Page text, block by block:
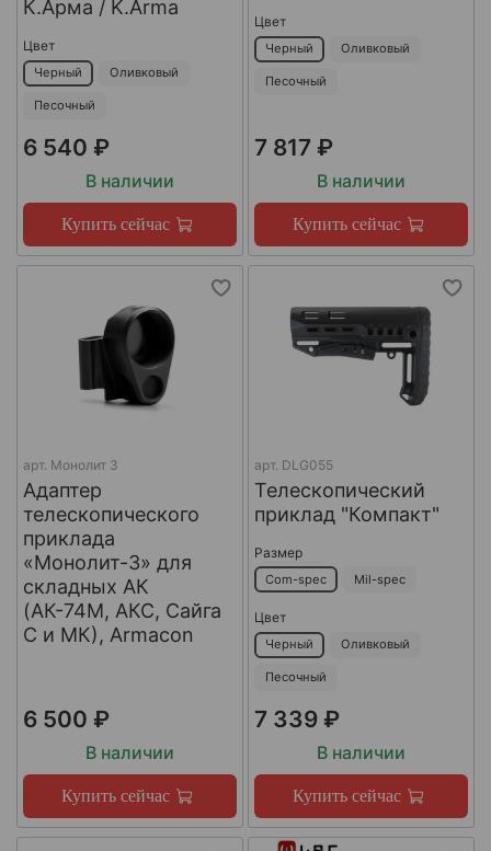
К.Арма / K.Arma
Цвет
Черный Оливковый
Песочный
6 540 ₽
В наличии
Купить сейчас
Цвет
Черный Оливковый
Песочный
7 817 ₽
В наличии
Купить сейчас
арт. Монолит 3
Адаптер
телескопического
приклада
«Монолит-3» для
складных АК
(АК-74М, АКС, Сайга
С и МК), Armacon
6 500 ₽
В наличии
Купить сейчас
арт. DLG055
Телескопический
приклад "Компакт"
Размер
Com-spec Mil-spec
Цвет
Черный Оливковый
Песочный
7 339 ₽
В наличии
Купить сейчас